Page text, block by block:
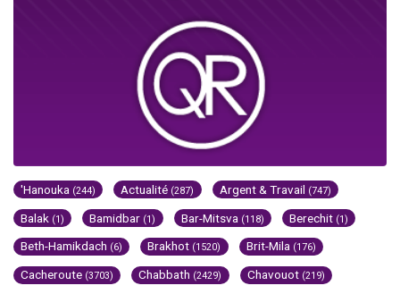
'Hanouka (244) Actualité (287) Argent & Travail (747)
Balak (1) Bamidbar (1) Bar-Mitsva (118) Berechit (1)
Beth-Hamikdach (6) Brakhot (1520) Brit-Mila (176)
Cacheroute (3703) Chabbath (2429) Chavouot (219)